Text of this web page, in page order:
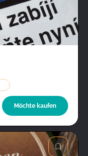
Möchte kaufen